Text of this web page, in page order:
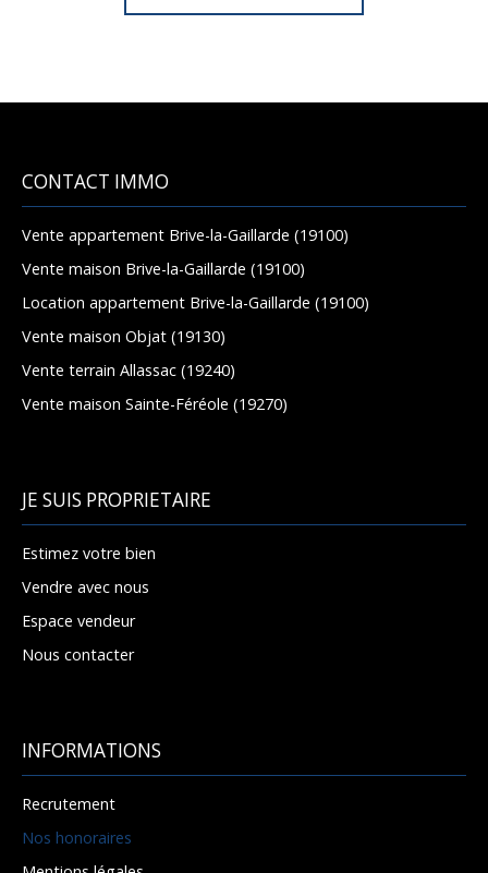
CONTACT IMMO
Vente appartement Brive-la-Gaillarde (19100)
Vente maison Brive-la-Gaillarde (19100)
Location appartement Brive-la-Gaillarde (19100)
Vente maison Objat (19130)
Vente terrain Allassac (19240)
Vente maison Sainte-Féréole (19270)
JE SUIS PROPRIETAIRE
Estimez votre bien
Vendre avec nous
Espace vendeur
Nous contacter
INFORMATIONS
Recrutement
Nos honoraires